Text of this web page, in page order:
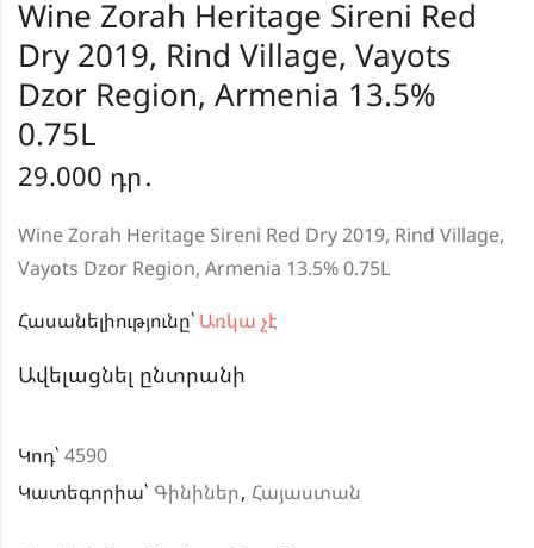
Wine Zorah Heritage Sireni Red
Dry 2019, Rind Village, Vayots
Dzor Region, Armenia 13.5%
0.75L
29.000 դր․
Wine Zorah Heritage Sireni Red Dry 2019, Rind Village,
Vayots Dzor Region, Armenia 13.5% 0.75L
Հասանելիությունը՝ Առկա չէ
Ավելացնել ընտրանի
Կոդ՝ 4590
Կատեգորիա՝ Գինիներ, Հայաստան